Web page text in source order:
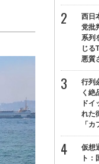
西日
党批
系列
じる
悪質
行列
く絶
ド
れた
「
仮想
ト